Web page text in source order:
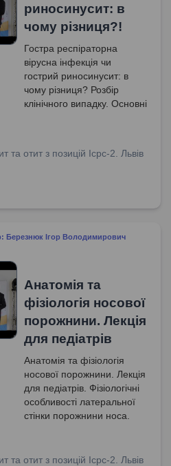
риносинусит: в
чому різниця?!
Гостра респіраторна
вірусна інфекція чи
гострий риносинусит: в
чому різниця? Розбір
клінічного випадку. Основні
класифікації. Механізм
Гострий вірусний
та отит з позицій Icpc-2. Львів
Березнюк Ігор Володимирович
Анатомія та
фізіологія носової
порожнини. Лекція
для педіатрів
Анатомія та фізіологія
носової порожнини. Лекція
для педіатрів. Фізіологічні
особливості латеральної
стінки порожнини носа.
склад остіомеатального
та отит з позицій Icpc-2. Львів